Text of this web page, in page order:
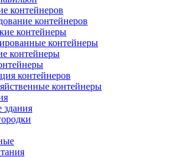
контейнеров
контейнеров
контейнеры
контейнеры
контейнеры
контейнеров
контейнеры